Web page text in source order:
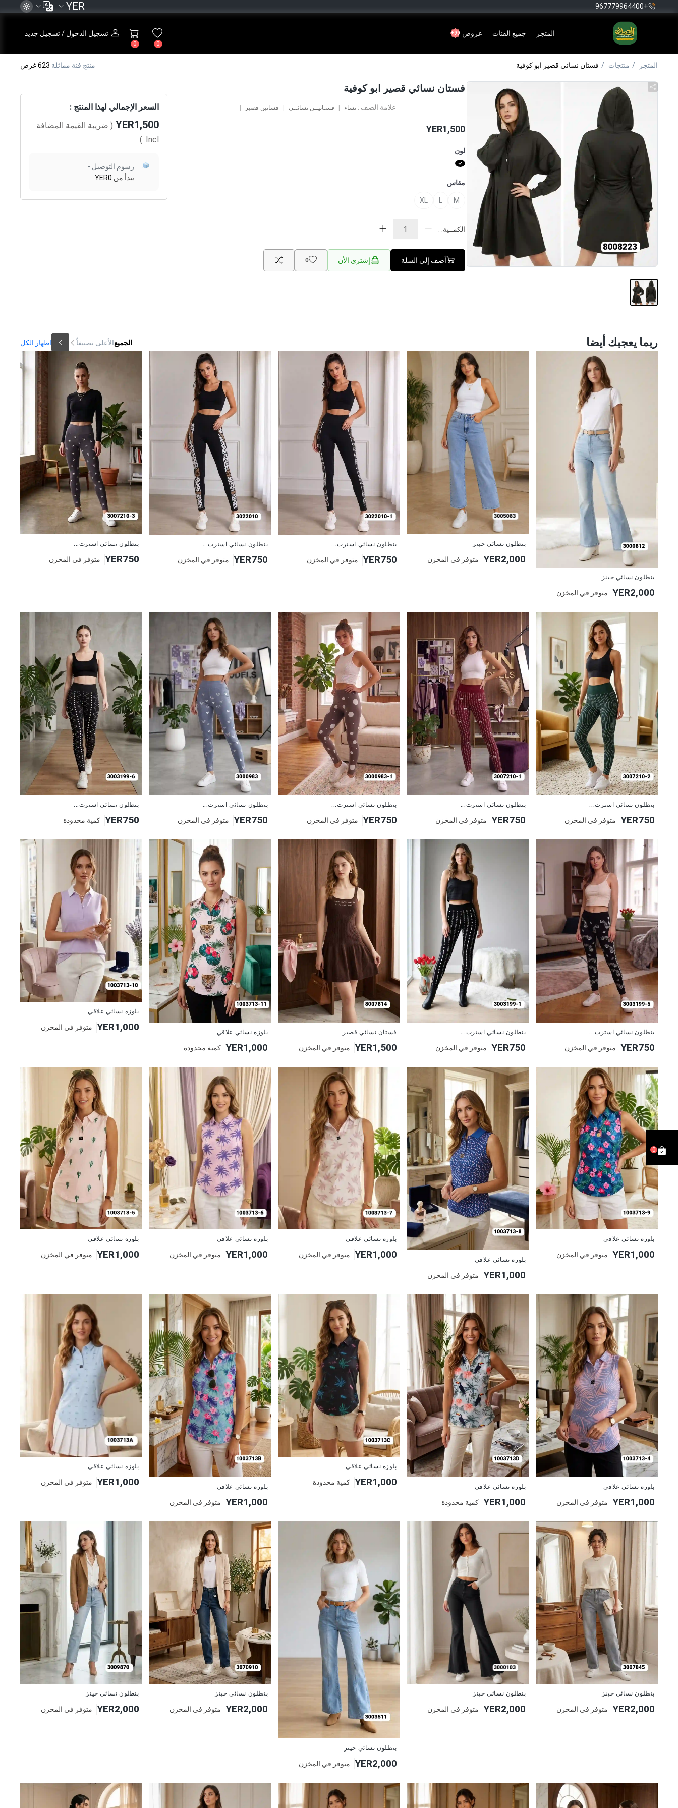
+967779964400
YER
المتجر جميع الفئات عروض 99+
0
0
تسجيل الدخول / تسجيل جديد
0
المتجر منتجات فستان نسائي قصير ابو كوفية منتج فئة مماثلة 623 غرض
فستان نسائي قصير ابو كوفية
علامة الصف : نساء فسـاتيــن نسائــي فساتين قصير
YER1,500
لون
مقاس
M
L
XL
الكمــية: :
أضف إلى السلة إشتري الأن 0
السعر الإجمالي لهذا المنتج :
YER1,500 ( ضريبة القيمة المضافة
Incl.
)
رسوم التوصيل -
يبدأ من YER0
ربما يعجبك أيضا الجميعالأعلى تصنيفاً اظهار الكل
بنطلون نسائي جينز
YER2,000 متوفر في المخزن
بنطلون نسائي جينز
YER2,000 متوفر في المخزن
بنطلون نسائي استرت...
YER750 متوفر في المخزن
بنطلون نسائي استرت...
YER750 متوفر في المخزن
بنطلون نسائي استرت...
YER750 متوفر في المخزن
بنطلون نسائي استرت...
YER750 متوفر في المخزن
بنطلون نسائي استرت...
YER750 متوفر في المخزن
بنطلون نسائي استرت...
YER750 متوفر في المخزن
بنطلون نسائي استرت...
YER750 متوفر في المخزن
بنطلون نسائي استرت...
YER750 كمية محدودة
بنطلون نسائي استرت...
YER750 متوفر في المخزن
بنطلون نسائي استرت...
YER750 متوفر في المخزن
فستان نسائي قصير
YER1,500 متوفر في المخزن
بلوزه نسائي علاقي
YER1,000 كمية محدودة
بلوزه نسائي علاقي
YER1,000 متوفر في المخزن
بلوزه نسائي علاقي
YER1,000 متوفر في المخزن
بلوزه نسائي علاقي
YER1,000 متوفر في المخزن
بلوزه نسائي علاقي
YER1,000 متوفر في المخزن
بلوزه نسائي علاقي
YER1,000 متوفر في المخزن
بلوزه نسائي علاقي
YER1,000 متوفر في المخزن
بلوزه نسائي علاقي
YER1,000 متوفر في المخزن
بلوزه نسائي علاقي
YER1,000 كمية محدودة
بلوزه نسائي علاقي
YER1,000 كمية محدودة
بلوزه نسائي علاقي
YER1,000 متوفر في المخزن
بلوزه نسائي علاقي
YER1,000 متوفر في المخزن
بنطلون نسائي جينز
YER2,000 متوفر في المخزن
بنطلون نسائي جينز
YER2,000 متوفر في المخزن
بنطلون نسائي جينز
YER2,000 متوفر في المخزن
بنطلون نسائي جينز
YER2,000 متوفر في المخزن
بنطلون نسائي جينز
YER2,000 متوفر في المخزن